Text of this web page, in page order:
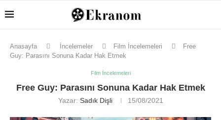
Anasayfa İncelemeler Film İncelemeleri
Free
Guy: Parasını Sonuna Kadar Hak Etmek
Film İncelemeleri
Free Guy: Parasını Sonuna Kadar Hak Etmek
Yazar: Sadık Dişli 15/08/2021